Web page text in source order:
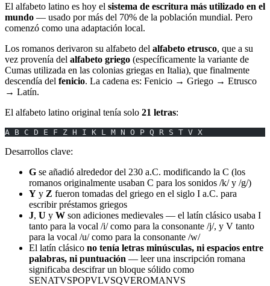
El alfabeto latino es hoy el sistema de escritura más utilizado en el
mundo — usado por más del 70% de la población mundial. Pero
comenzó como una adaptación local.
Los romanos derivaron su alfabeto del alfabeto etrusco, que a su
vez provenía del alfabeto griego (específicamente la variante de
Cumas utilizada en las colonias griegas en Italia), que finalmente
descendía del fenicio. La cadena es: Fenicio → Griego → Etrusco
→ Latín.
El alfabeto latino original tenía solo 21 letras:
A B C D E F Z H I K L M N O P Q R S T V X
Desarrollos clave:
G se añadió alrededor del 230 a.C. modificando la C (los
romanos originalmente usaban C para los sonidos /k/ y /g/)
Y y Z fueron tomadas del griego en el siglo I a.C. para
escribir préstamos griegos
J, U y W son adiciones medievales — el latín clásico usaba I
tanto para la vocal /i/ como para la consonante /j/, y V tanto
para la vocal /u/ como para la consonante /w/
El latín clásico no tenía letras minúsculas, ni espacios entre
palabras, ni puntuación — leer una inscripción romana
significaba descifrar un bloque sólido como
SENATVSPOPVLVSQVEROMANVS